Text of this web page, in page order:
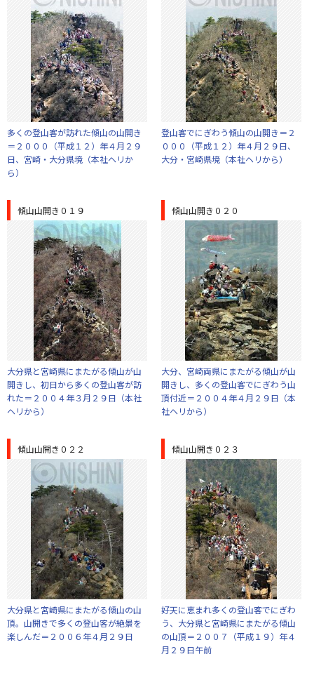
多くの登山客が訪れた傾山の山開き
＝２０００（平成１２）年４月２９
日、宮崎・大分県境（本社ヘリか
ら）
登山客でにぎわう傾山の山開き＝２
０００（平成１２）年４月２９日、
大分・宮崎県境（本社ヘリから）
傾山山開き０１９
大分県と宮崎県にまたがる傾山が山
開きし、初日から多くの登山客が訪
れた＝２００４年３月２９日（本社
ヘリから）
傾山山開き０２０
大分、宮崎両県にまたがる傾山が山
開きし、多くの登山客でにぎわう山
頂付近＝２００４年４月２９日（本
社ヘリから）
傾山山開き０２２
大分県と宮崎県にまたがる傾山の山
頂。山開きで多くの登山客が絶景を
楽しんだ＝２００６年４月２９日
傾山山開き０２３
好天に恵まれ多くの登山客でにぎわ
う、大分県と宮崎県にまたがる傾山
の山頂＝２００７（平成１９）年４
月２９日午前